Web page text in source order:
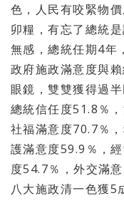
色， 人民有咬緊物
卯糧，有忘了總統
無感，總統任期4年
政府施政滿意度與
眼鏡，雙雙獲得過
總統信任度51.8％
社福滿意度70.7％
護滿意度59.9％，
度54.7％，外交滿
八大施政清一色獲5